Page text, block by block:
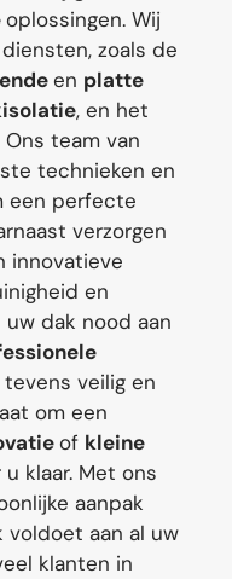
oplossingen. Wij
zoals de
en platte
, en het
Ons team van
technieken en
een perfecte
verzorgen
innovatieve
en
dak nood aan
veilig en
om een
of kleine
klaar. Met ons
aanpak
voldoet aan al uw
klanten in